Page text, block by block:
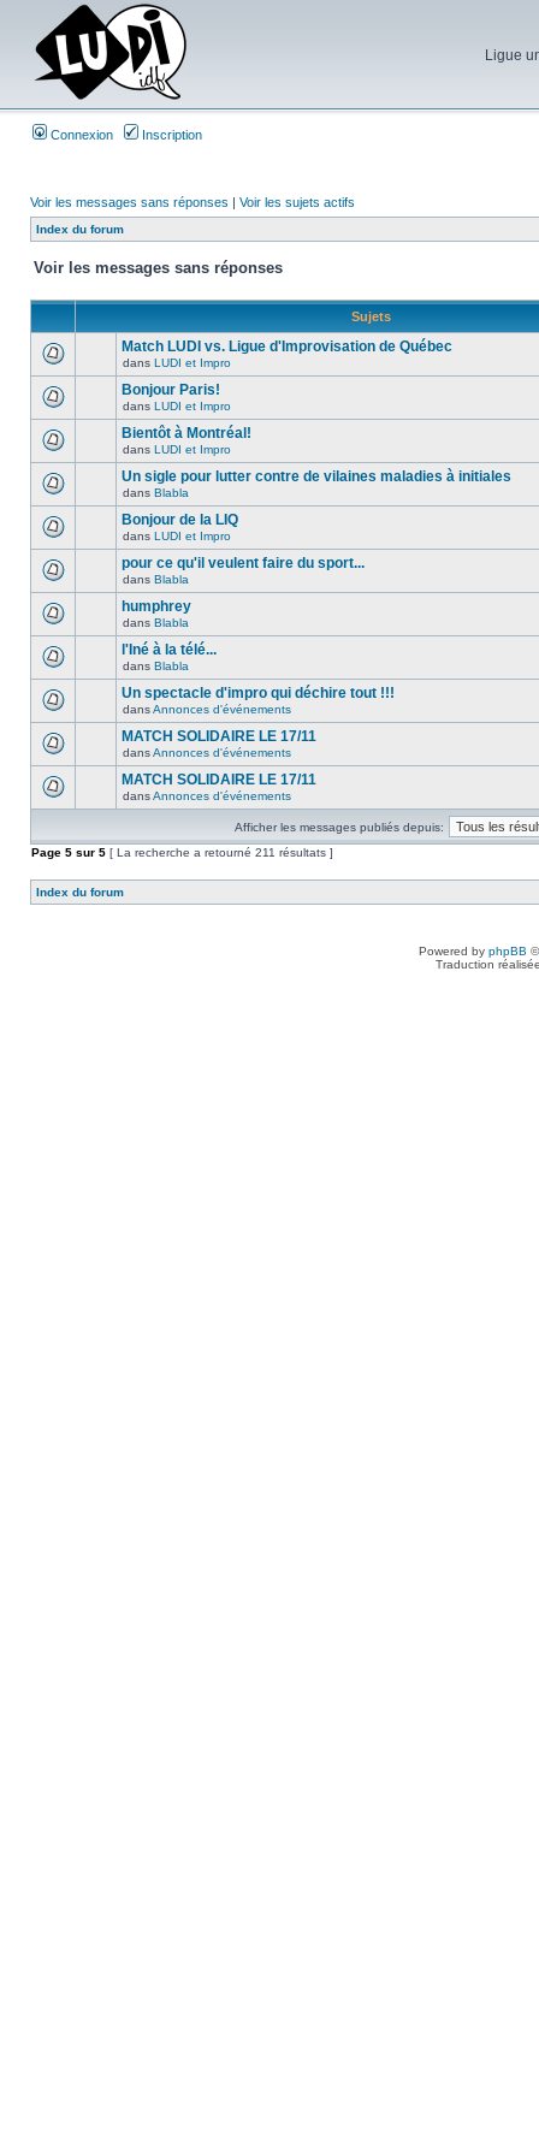
Ligue
Connexion Inscription
Voir les messages sans réponses | Voir les sujets actifs
Index du forum
Voir les messages sans réponses
Sujets
Match LUDI vs. Ligue d'Improvisation de Québec
dans LUDI et Impro
Bonjour Paris!
dans LUDI et Impro
Bientôt à Montréal!
dans LUDI et Impro
Un sigle pour lutter contre de vilaines maladies à initiales
dans Blabla
Bonjour de la LIQ
dans LUDI et Impro
pour ce qu'il veulent faire du sport...
dans Blabla
humphrey
dans Blabla
l'Iné à la télé...
dans Blabla
Un spectacle d'impro qui déchire tout !!!
dansAnnonces d'événements
MATCH SOLIDAIRE LE 17/11
dansAnnonces d'événements
MATCH SOLIDAIRE LE 17/11
dansAnnonces d'événements
Afficher les messages publiés depuis:
Page 5 sur 5 [ La recherche a retourné 211 résultats ]
Index du forum
Powered by phpBB
Traduction